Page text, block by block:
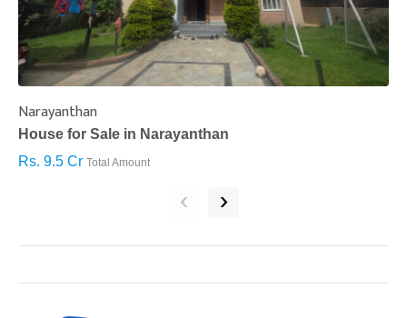
Narayanthan
House for Sale in Narayanthan
Rs. 9.5 Cr Total Amount
‹ ›